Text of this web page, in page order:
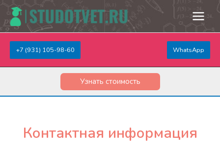
+7 (931) 105-98-60 WhatsApp
Узнать стоимость
Контактная информация